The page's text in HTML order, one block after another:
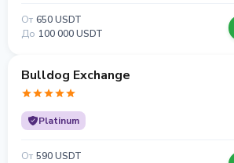
От 650 USDT
До 100 000 USDT
Bulldog Exchange
Platinum
От 590 USDT